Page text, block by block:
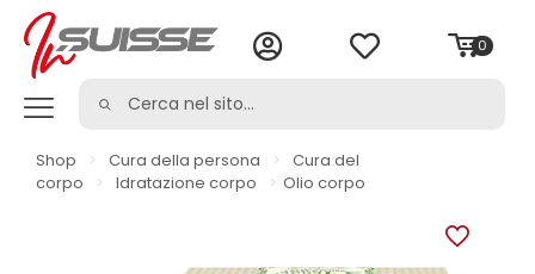
0
Shop > Cura della persona >
Cura del
corpo
> Idratazione corpo > Olio corpo